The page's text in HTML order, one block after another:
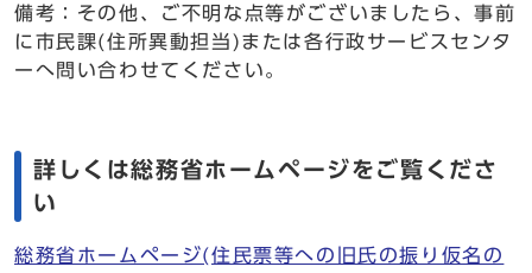
備考：その他、ご不明な点等がございましたら、事前
に市民課(住所異動担当)または各行政サービスセンタ
ーへ問い合わせてください。
詳しくは総務省ホームページをご覧くださ
い
総務省ホームページ(住民票等への旧氏の振り仮名の